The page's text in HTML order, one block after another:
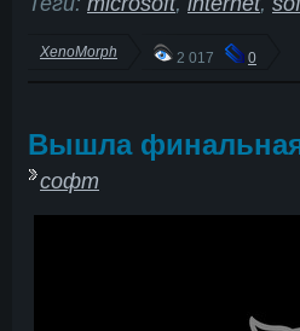
XenoMorph 2 017 0
Вышла
софт